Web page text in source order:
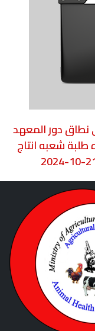
نطاق دور المعهد
شعبه انتاج